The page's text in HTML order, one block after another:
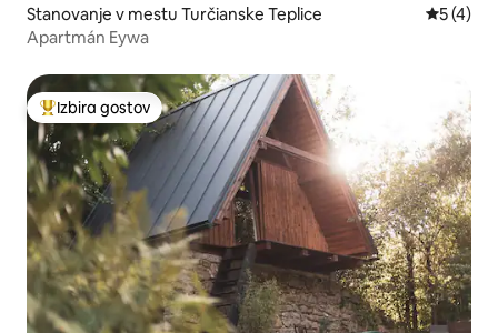
Stanovanje v mestu Turčianske Teplice
5 (4)
Apartmán Eywa
Najbolj priljubljena prenočišča z značko »Izbira gostov«
Izbira gostov